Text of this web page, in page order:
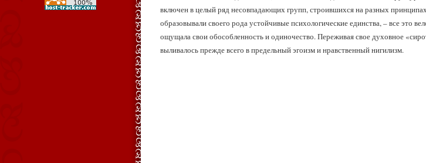
включен в целый ряд несовпадающих групп, строившихся на разных
образовывали своего рода устойчивые психологические единства, – все это
ощущала свои обособленность и одиночество. Переживая свое духовное
выливалось прежде всего в предельный эгоизм и нравственный нигилизм.